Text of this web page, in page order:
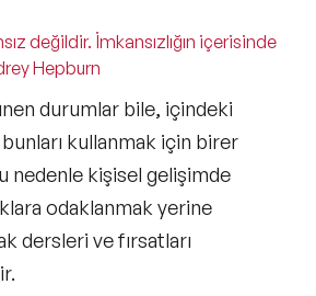
değildir. İmkansızlığın içerisinde
Hepburn
durumlar bile, içindeki
kullanmak için birer
nedenle kişisel gelişimde
odaklanmak yerine
dersleri ve fırsatları